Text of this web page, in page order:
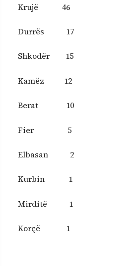
Krujë 46
Durrës 17
Shkodër 15
Kamëz 12
Berat 10
Fier 5
Elbasan 2
Kurbin 1
Mirditë 1
Korçë 1